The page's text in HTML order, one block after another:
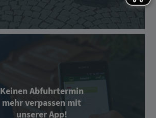
Keinen Abfuhrtermin
mehr verpassen mit
unserer App!